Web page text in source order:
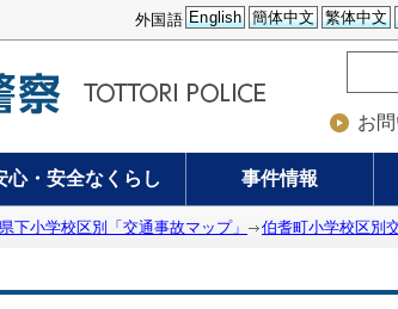
外国語 English 簡体中文 繁体中文
お
心・安全なくらし 事件情報
県下小学校区別「交通事故マップ」 伯耆町小学校区別